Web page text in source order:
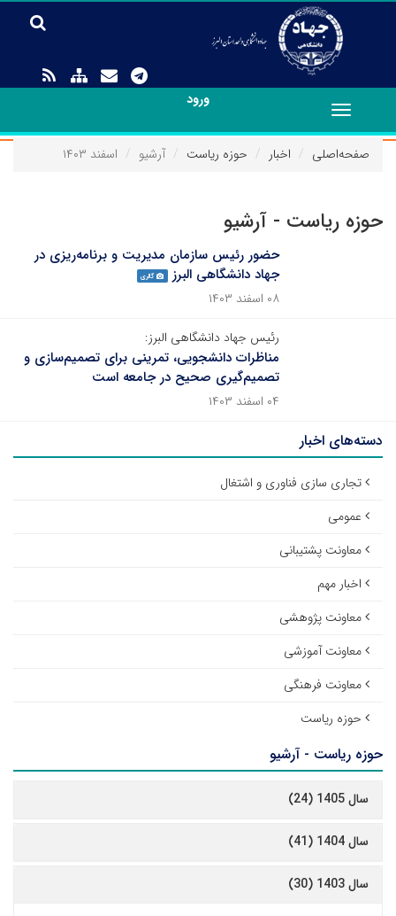
ورود
Toggle
navigation
صفحه‌اصلی
اخبار حوزه ریاست آرشیو اسفند ۱۴۰۳
حوزه ریاست - آرشیو
حضور رئیس سازمان مدیریت و برنامه‌ریزی در
جهاد دانشگاهی البرز
گالری
۰۸ اسفند ۱۴۰۳
رئیس جهاد دانشگاهی البرز:
مناظرات دانشجویی، تمرینی برای تصمیم‌سازی و
تصمیم‌گیری صحیح در جامعه است
۰۴ اسفند ۱۴۰۳
دسته‌های اخبار
تجاری سازی فناوری و اشتغال
عمومی
معاونت پشتیبانی
اخبار مهم
معاونت پژوهشی
معاونت آموزشی
معاونت فرهنگی
حوزه ریاست
حوزه ریاست - آرشیو
سال 1405 (24)
سال 1404 (41)
سال 1403 (30)